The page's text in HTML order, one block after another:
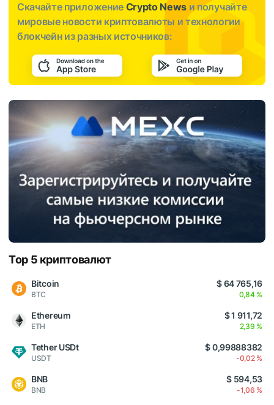
Скачайте приложение Crypto News и получайте
мировые новости криптовалюты и технологии
блокчейн из разных источников:
Top 5 криптовалют
Bitcoin
BTC
$ 64 765,16
0,84 %
Ethereum
ETH
$ 1 911,72
2,39 %
Tether USDt
USDT
$ 0,99888382
-0,02 %
BNB
BNB
$ 594,53
-1,06 %